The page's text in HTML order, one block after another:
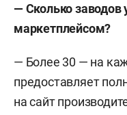
— Сколько
маркетплейсом?
— Более 30 — на
предоставляет
на сайт